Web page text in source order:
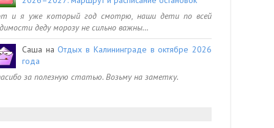
и я уже который год смотрю, наши дети по всей
деду морозу не сильно важны…
Саша наОтдых в Калининграде в октябре 2026
года
за полезную статью. Возьму на заметку.